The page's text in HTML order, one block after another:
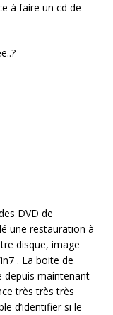
à faire un cd de
DVD de
une restauration à
disque, image
. La boite de
depuis maintenant
très très très
d’identifier si le